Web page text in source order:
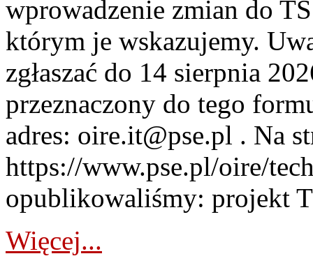
wprowadzenie zmian do
którym je wskazujemy.
zgłaszać do 14 sierpnia
przeznaczony do tego
adres: oire.it@pse.pl . Na
https://www.pse.pl/oire/
opublikowaliśmy: projekt
Więcej...